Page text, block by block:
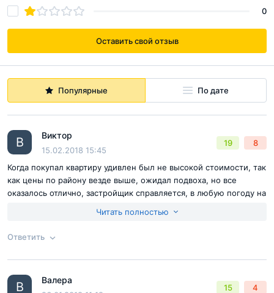
Оставить свой отзыв
Популярные По дате
В Виктор
15.02.2018 15:45
19 8
Когда покупал квартиру удивлен был не высокой стоимости, так
как цены по району везде выше, ожидал подвоха, но все
оказалось отлично, застройщик справляется, в любую погоду на
так заметно)) каждый день наблюдаю за процессом
Читать полностью
Ответить
Ответ на отзыв
В Валера
15 4
0